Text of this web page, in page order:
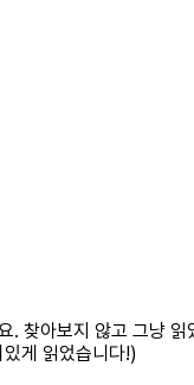
. 찾아보지 않고 그냥
게 읽었습니다!)